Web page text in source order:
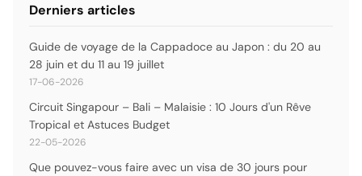
Derniers articles
Guide de voyage de la Cappadoce au Japon : du 20 au
28 juin et du 11 au 19 juillet
17-06-2026
Circuit Singapour – Bali – Malaisie : 10 Jours d'un Rêve
Tropical et Astuces Budget
22-05-2026
Que pouvez-vous faire avec un visa de 30 jours pour